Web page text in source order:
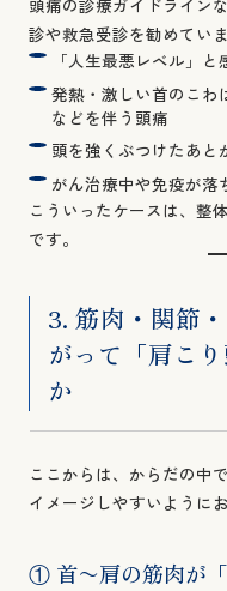
頭痛の診療ガイドライン
診や救急受診を勧めていま
「人生最悪レベル」
発熱・激しい首のこわ
などを伴う頭痛
頭を強くぶつけたあと
がん治療中や免疫が落
こういったケースは、整
です。
3. 筋肉・関節
がって「肩こ
か
ここからは、からだの中
イメージしやすいように
① 首〜肩の筋肉が